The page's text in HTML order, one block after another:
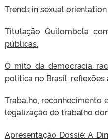
Trends in sexual orientation
Titulação Quilombola
públicas.
O mito da democracia
política no Brasil: reflexões
Trabalho, reconhecimento
legalização do trabalho
Apresentação Dossiê: A